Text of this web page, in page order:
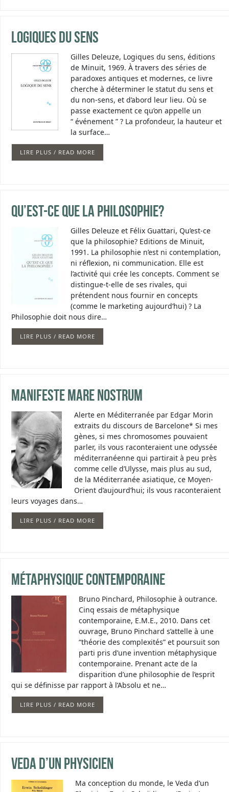
Logiques du sens
Gilles Deleuze, Logiques du sens, éditions
de Minuit, 1969. À travers des séries de
paradoxes antiques et modernes, ce livre
cherche à déterminer le statut du sens et
du non-sens, et d’abord leur lieu. Où se
passe exactement ce qu’on appelle un
“ événement ” ? La profondeur, la hauteur et
la surface…
LIRE PLUS / READ MORE
Qu’est-ce que la philosophie?
Gilles Deleuze et Félix Guattari, Qu’est-ce
que la philosophie? Editions de Minuit,
1991. La philosophie n’est ni contemplation,
ni réflexion, ni communication. Elle est
l’activité qui crée les concepts. Comment se
distingue-t-elle de ses rivales, qui
prétendent nous fournir en concepts
(comme le marketing aujourd’hui) ? La
Philosophie doit nous dire…
LIRE PLUS / READ MORE
Manifeste Mare Nostrum
Alerte en Méditerranée par Edgar Morin
extraits du discours de Barcelone* Si mes
gènes, si mes chromosomes pouvaient
parler, ils vous raconteraient une odyssée
méditerranéenne qui partirait à peu près
comme celle d’Ulysse, mais plus au sud,
de la Méditerranée asiatique, ce Moyen-
Orient d’aujourd’hui; ils vous raconteraient
leurs voyages dans…
LIRE PLUS / READ MORE
Métaphysique contemporaine
Bruno Pinchard, Philosophie à outrance.
Cinq essais de métaphysique
contemporaine, E.M.E., 2010. Dans cet
ouvrage, Bruno Pinchard s’attelle à une
“théorie des complexités” et poursuit son
parti pris d’une invention métaphysique
contemporaine. Prenant acte de la
disparition d’une philosophie de l’esprit
qui se définisse par rapport à l’Absolu et ne…
LIRE PLUS / READ MORE
Veda d’un Physicien
Ma conception du monde, le Veda d’un